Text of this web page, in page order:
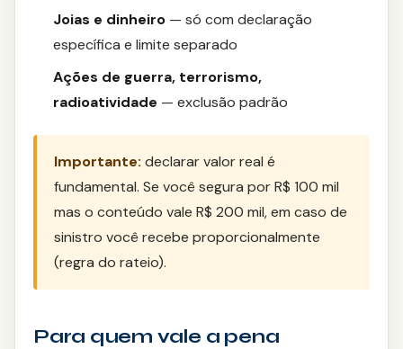
Joias e dinheiro — só com declaração
específica e limite separado
Ações de guerra, terrorismo,
radioatividade — exclusão padrão
Importante: declarar valor real é
fundamental. Se você segura por R$ 100 mil
mas o conteúdo vale R$ 200 mil, em caso de
sinistro você recebe proporcionalmente
(regra do rateio).
Para quem vale a pena